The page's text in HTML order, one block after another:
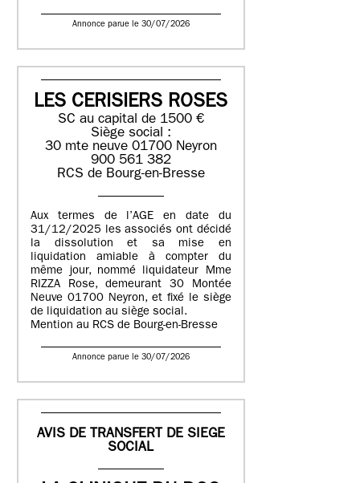
Annonce parue le 30/07/2026
LES CERISIERS ROSES
SC au capital de 1500 €
Siège social :
30 mte neuve 01700 Neyron
900 561 382
RCS de Bourg-en-Bresse
Aux termes de l’AGE en date du
31/12/2025 les associés ont décidé
la dissolution et sa mise en
liquidation amiable à compter du
même jour, nommé liquidateur Mme
RIZZA Rose, demeurant 30 Montée
Neuve 01700 Neyron, et fixé le siège
de liquidation au siège social.
Mention au RCS de Bourg-en-Bresse
Annonce parue le 30/07/2026
AVIS DE TRANSFERT DE SIEGE
SOCIAL